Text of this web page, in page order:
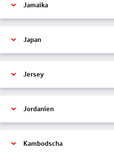
Jamaika
Japan
Jersey
Jordanien
Kambodscha